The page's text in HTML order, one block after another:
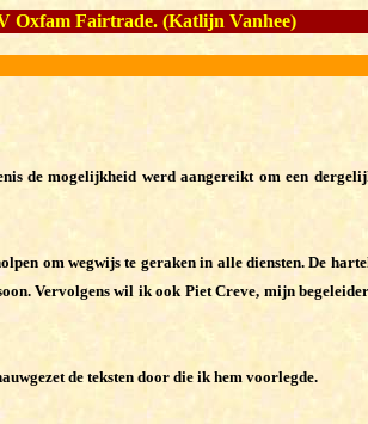
Oxfam Fairtrade. (Katlijn Vanhee)
de mogelijkheid werd aangereikt om een
om wegwijs te geraken in alle diensten. De
Vervolgens wil ik ook Piet Creve, mijn
de teksten door die ik hem voorlegde.